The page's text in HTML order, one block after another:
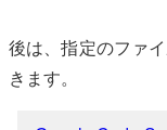
後は、指定のファ
きます。